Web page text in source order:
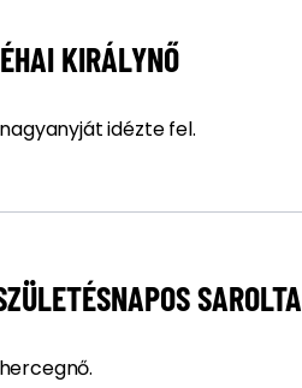
KIRÁLYNŐ
idézte fel.
SAROLTA